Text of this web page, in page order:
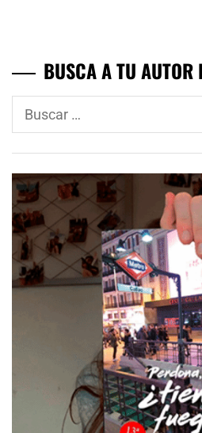
BUSCA A TU AUTOR
Buscar: